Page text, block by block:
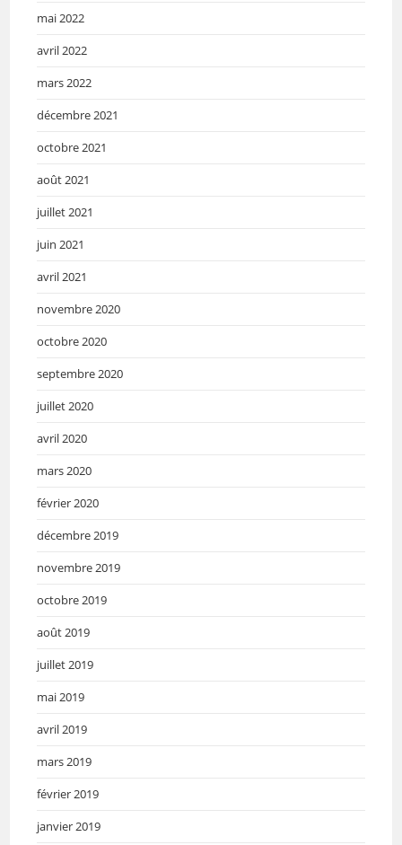
mai 2022
avril 2022
mars 2022
décembre 2021
octobre 2021
août 2021
juillet 2021
juin 2021
avril 2021
novembre 2020
octobre 2020
septembre 2020
juillet 2020
avril 2020
mars 2020
février 2020
décembre 2019
novembre 2019
octobre 2019
août 2019
juillet 2019
mai 2019
avril 2019
mars 2019
février 2019
janvier 2019